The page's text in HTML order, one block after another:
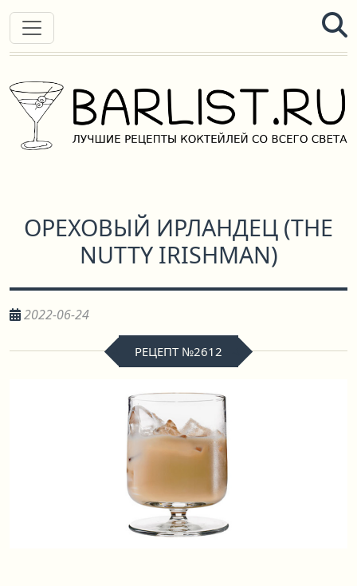
ОРЕХОВЫЙ ИРЛАНДЕЦ (THE
NUTTY IRISHMAN)
2022-06-24
РЕЦЕПТ №2612